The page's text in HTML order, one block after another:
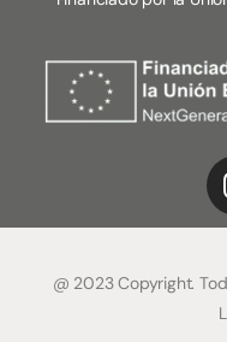
@ 2023 Copyright.